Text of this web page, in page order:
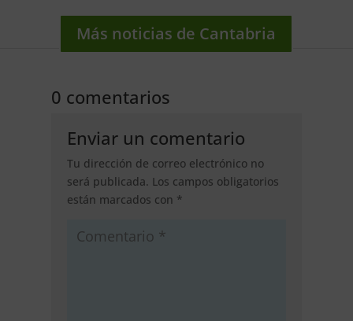
Más noticias de Cantabria
0 comentarios
Enviar un comentario
Tu dirección de correo electrónico no
será publicada. Los campos obligatorios
están marcados con *